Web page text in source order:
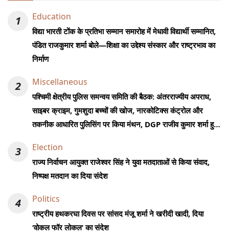
1 Education
विद्या भारती टोंक के प्रतिभा सम्मान समारोह में मेधावी विद्यार्थी सम्मानित,
पंडित राजकुमार शर्मा बोले—शिक्षा का उद्देश्य संस्कार और राष्ट्रभाव का
निर्माण
2 Miscellaneous
पश्चिमी क्षेत्रीय पुलिस समन्वय समिति की बैठक: अंतरराज्यीय अपराध,
साइबर क्राइम, गुमशुदा बच्चों की खोज, नारकोटिक्स कंट्रोल और
तकनीक आधारित पुलिसिंग पर किया मंथन, DGP राजीव कुमार शर्मा हुए
3 Election
राज्य निर्वाचन आयुक्त राजेश्वर सिंह ने युवा मतदाताओं से किया संवाद,
निष्पक्ष मतदान का दिया संदेश
4 Politics
राष्ट्रीय हथकरघा दिवस पर सांसद मंजू शर्मा ने खरीदी खादी, दिया
‘वोकल फॉर लोकल’ का संदेश